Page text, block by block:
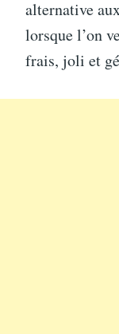
alternative
lorsque l’on
frais, joli et